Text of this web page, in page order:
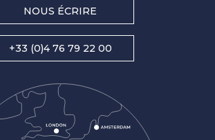
NOUS ÉCRIRE
+33 (0)4 76 79 22 00